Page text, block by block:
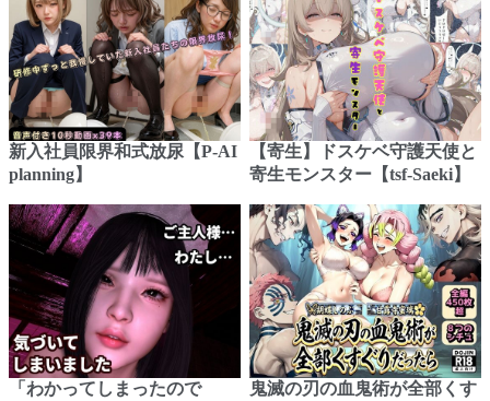
新入社員限界和式放尿【P-AI
planning】
【寄生】ドスケベ守護天使と
寄生モンスター【tsf-Saeki】
「わかってしまったので 鬼滅の刃の血鬼術が全部くす